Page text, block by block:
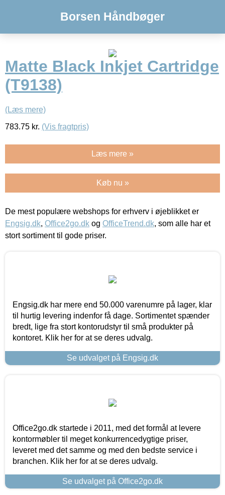
Borsen Håndbøger
Matte Black Inkjet Cartridge
(T9138)
(Læs mere)
783.75 kr. (Vis fragtpris)
Læs mere »
Køb nu »
De mest populære webshops for erhverv i øjeblikket er
Engsig.dk, Office2go.dk og OfficeTrend.dk, som alle har et
stort sortiment til gode priser.
Engsig.dk har mere end 50.000 varenumre på lager, klar
til hurtig levering indenfor få dage. Sortimentet spænder
bredt, lige fra stort kontorudstyr til små produkter på
kontoret. Klik her for at se deres udvalg.
Se udvalget på Engsig.dk
Office2go.dk startede i 2011, med det formål at levere
kontormøbler til meget konkurrencedygtige priser,
leveret med det samme og med den bedste service i
branchen. Klik her for at se deres udvalg.
Se udvalget på Office2go.dk